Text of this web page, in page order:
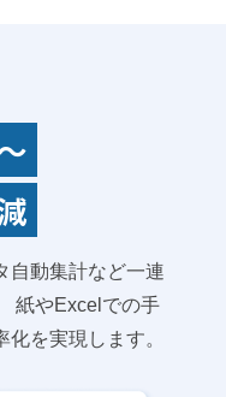
自動集計など一連
紙やExcelでの手
を実現します。